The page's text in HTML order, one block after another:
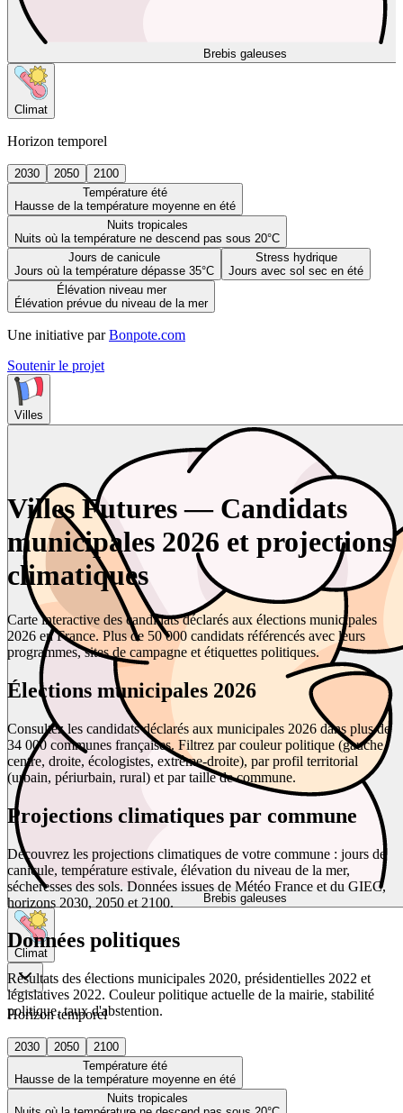
Brebis galeuses
Climat
Horizon temporel
2030 2050
2100
Température été
Hausse de la température moyenne en été
Nuits tropicales
Nuits où la température ne descend pas sous 20°C
Jours de canicule
Jours où la température dépasse 35°C
Stress hydrique
Jours avec sol sec en été
Élévation niveau mer
Élévation prévue du niveau de la mer
Une initiative par Bonpote.com
Soutenir le projet
Villes
Brebis galeuses
Climat
Horizon temporel
2030 2050
2100
Température été
Hausse de la température moyenne en été
Nuits tropicales
Villes Futures — Candidats
municipales 2026 et projections
climatiques
Carte interactive des candidats déclarés aux élections municipales
2026 en France. Plus de 50 000 candidats référencés avec leurs
programmes, sites de campagne et étiquettes politiques.
Élections municipales 2026
Consultez les candidats déclarés aux municipales 2026 dans plus de
34 000 communes françaises. Filtrez par couleur politique (gauche,
centre, droite, écologistes, extrême-droite), par profil territorial
(urbain, périurbain, rural) et par taille de commune.
Projections climatiques par commune
Découvrez les projections climatiques de votre commune : jours de
canicule, température estivale, élévation du niveau de la mer,
sécheresses des sols. Données issues de Météo France et du GIEC,
horizons 2030, 2050 et 2100.
Données politiques
Résultats des élections municipales 2020, présidentielles 2022 et
législatives 2022. Couleur politique actuelle de la mairie, stabilité
politique, taux d'abstention.